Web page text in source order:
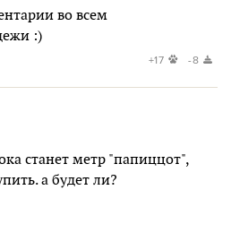
во всем
:)
+17 -8
станет метр "папиццот",
а будет ли?